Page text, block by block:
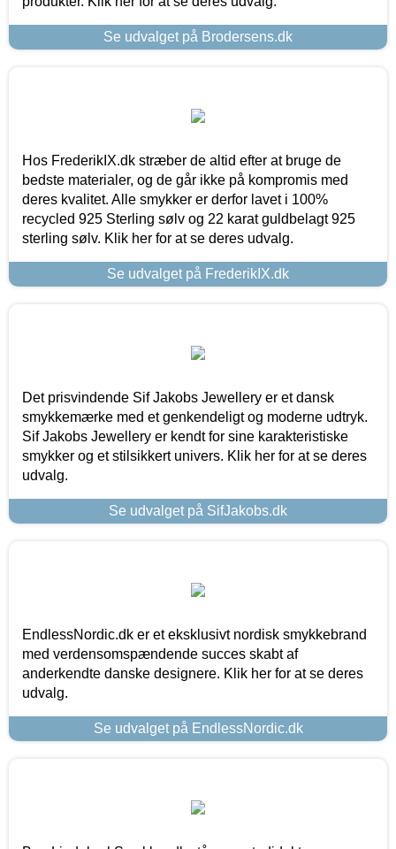
Se udvalget på Brodersens.dk
Hos FrederikIX.dk stræber de altid efter at bruge de
bedste materialer, og de går ikke på kompromis med
deres kvalitet. Alle smykker er derfor lavet i 100%
recycled 925 Sterling sølv og 22 karat guldbelagt 925
sterling sølv. Klik her for at se deres udvalg.
Se udvalget på FrederikIX.dk
Det prisvindende Sif Jakobs Jewellery er et dansk
smykkemærke med et genkendeligt og moderne udtryk.
Sif Jakobs Jewellery er kendt for sine karakteristiske
smykker og et stilsikkert univers. Klik her for at se deres
udvalg.
Se udvalget på SifJakobs.dk
EndlessNordic.dk er et eksklusivt nordisk smykkebrand
med verdensomspændende succes skabt af
anderkendte danske designere. Klik her for at se deres
udvalg.
Se udvalget på EndlessNordic.dk